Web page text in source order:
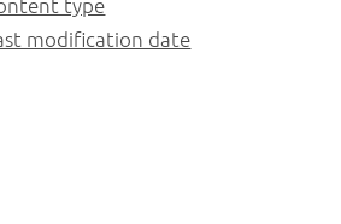
type
modification date